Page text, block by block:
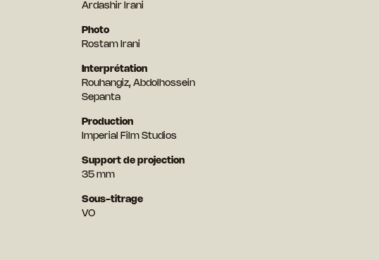
Ardashir Irani
Photo
Rostam Irani
Interprétation
Rouhangiz, Abdolhossein
Sepanta
Production
Imperial Film Studios
Support de projection
35 mm
Sous-titrage
VO